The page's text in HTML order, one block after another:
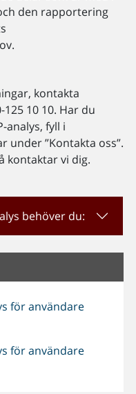
den rapportering
kontakta
10 10. Har du
analys, fyll i
under ”Kontakta oss”.
kontaktar vi dig.
behöver du:
för användare
för användare